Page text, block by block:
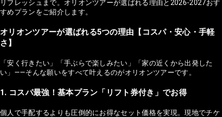
リフレッシュまで。オリオンツアーが選ばれる理由と2026-2027おす
すめプランをご紹介します。
オリオンツアーが選ばれる5つの理由【コスパ・安心・手軽
さ】
「安く行きたい」「手ぶらで楽しみたい」「家の近くから出発した
い」——そんな願いをすべて叶えるのがオリオンツアーです。
1. コスパ最強！基本プラン「リフト券付き」でお得
個人で手配するよりも圧倒的にお得なセット価格を実現。現地でチケ